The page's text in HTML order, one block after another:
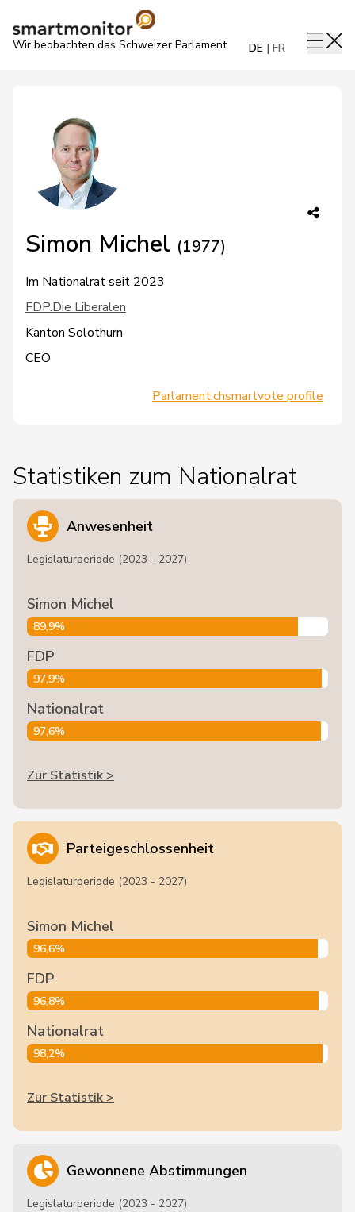
Wir beobachten das Schweizer Parlament DE FR
Simon Michel (1977)
Im Nationalrat seit 2023
FDP.Die Liberalen
Kanton Solothurn
CEO
Parlament.chsmartvote profile
Statistiken zum Nationalrat
Anwesenheit
Legislaturperiode (2023 - 2027)
Simon Michel
89,9%
FDP
97,9%
Nationalrat
97,6%
Zur Statistik >
Parteigeschlossenheit
Legislaturperiode (2023 - 2027)
Simon Michel
96,6%
FDP
96,8%
Nationalrat
98,2%
Zur Statistik >
Gewonnene Abstimmungen
Legislaturperiode (2023 - 2027)